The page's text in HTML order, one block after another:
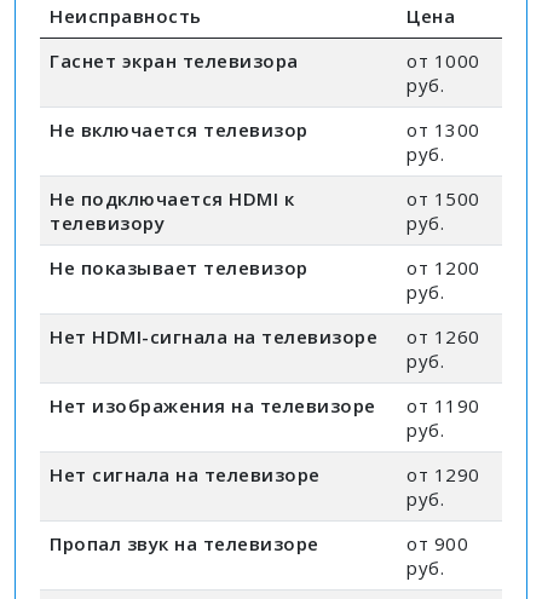
Неисправность
Цена
Гаснет экран телевизора
от 1000
руб.
Не включается телевизор
от 1300
руб.
Не подключается HDMI к
телевизору
от 1500
руб.
Не показывает телевизор
от 1200
руб.
Нет HDMI-сигнала на телевизоре
от 1260
руб.
Нет изображения на телевизоре
от 1190
руб.
Нет сигнала на телевизоре
от 1290
руб.
Пропал звук на телевизоре
от 900
руб.